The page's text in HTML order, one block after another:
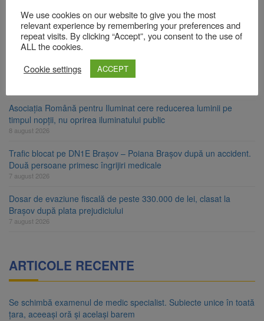
Am început demolarea fostului complex Duplex 91, de lângă Piața
Star
8 august 2026
Ungaria renunță la apelul pentru reducerea consumului de
energie. Nivelul Dunării a început să crească
Asociația Română pentru Iluminat cere reducerea luminii pe
timpul nopții, nu oprirea iluminatului public
8 august 2026
Trafic blocat pe DN1E Brașov – Poiana Brașov după un accident.
Două persoane primesc îngrijiri medicale
7 august 2026
Dosar de evaziune fiscală de peste 330.000 de lei, clasat la
Brașov după plata prejudiciului
7 august 2026
ARTICOLE RECENTE
Se schimbă examenul de medic specialist. Subiecte unice în toată
țara, aceeași oră și același barem
We use cookies on our website to give you the most
relevant experience by remembering your preferences and
repeat visits. By clicking “Accept”, you consent to the use of
ALL the cookies.
Cookie settings
ACCEPT